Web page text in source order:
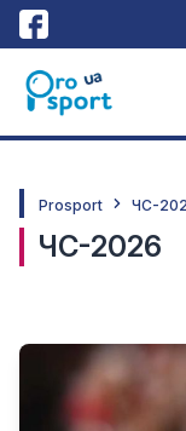
Prosport ЧС-
ЧС-2026